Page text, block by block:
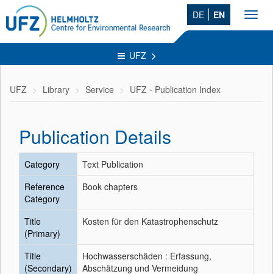
DE EN
UFZ
UFZ Library Service UFZ - Publication Index
Publication Details
Category
Text Publication
Reference
Category
Book chapters
Title
(Primary)
Kosten für den Katastrophenschutz
Title
(Secondary)
Hochwasserschäden : Erfassung,
Abschätzung und Vermeidung